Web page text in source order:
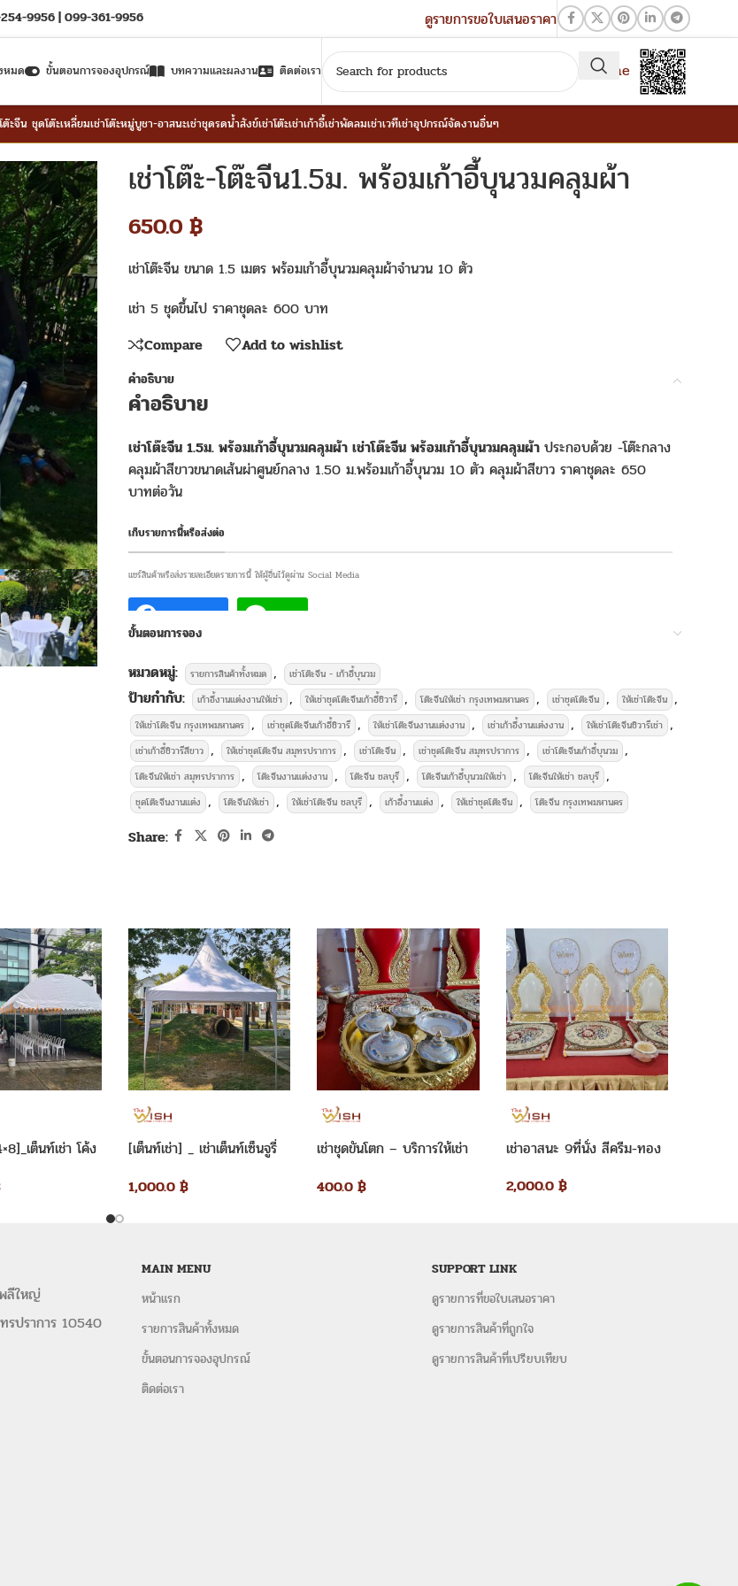
9956 | 099-361-9956 ดูรายการขอใบเสนอราคา
หมด ขั้นตอนการจองอุปกรณ์ บทความและผลงาน ติดต่อเรา QR-Line
ต๊ะจีน ชุดโต๊ะเหลี่ยมเช่าโต๊ะหมู่บูชา-อาสนะเช่าชุดรดน้ำสังข์เช่าโต๊ะเช่าเก้าอี้เช่าพัดลมเช่าเวทีเช่าอุปกรณ์จัดงานอื่นๆ
เช่าโต๊ะ-โต๊ะจีน1.5ม. พร้อมเก้าอี้บุนวมคลุมผ้า
650.0 ฿
เช่าโต๊ะจีน ขนาด 1.5 เมตร พร้อมเก้าอี้บุนวมคลุมผ้าจำนวน 10 ตัว
เช่า 5 ชุดขึ้นไป ราคาชุดละ 600 บาท
Compare
Add to wishlist
คำอธิบาย
คำอธิบาย
เช่าโต๊ะจีน 1.5ม. พร้อมเก้าอี้บุนวมคลุมผ้า เช่าโต๊ะจีน พร้อมเก้าอี้บุนวมคลุมผ้า ประกอบด้วย -โต๊ะกลาง
คลุมผ้าสีขาวขนาดเส้นผ่าศูนย์กลาง 1.50 ม.พร้อมเก้าอี้บุนวม 10 ตัว คลุมผ้าสีขาว ราคาชุดละ 650
บาทต่อวัน
เก็บรายการนี้หรือส่งต่อ
แชร์สินค้าหรือส่งรายละเอียดรายการนี้ ให้ผู้อื่นไว้ดูผ่าน Social Media
Facebook Line
บริการให้เช่าอุปกรณ์จัดงานเลี้ยงครบวงจร
บริการให้ เช่าโต๊ะจีน 1.5ม. พร้อมเก้าอี้บุนวมคลุมผ้า เช่าโต๊ะจีน พร้อมเก้าอี้บุนวมคลุมผ้า ประกอบด้วย
-โต๊ะกลางคลุมผ้าสีขาวขนาดเส้นผ่าศูนย์กลาง 1.50 ม.พร้อมเก้าอี้บุนวม 10 ตัว คลุมผ้าสีขาว
ละ 650 บาทต่อวัน
และบริการให้เช่า ชุดรดน้ำสังข์ พัดลมไอเย็น พัดลมไอน้ำ เต็นท์ โต๊ะจีน โต๊ะเหลี่ยม
โต๊ะหมู่บูชา-อาสนะ
เช่าโต๊ะเหลี่ยมหน้าขาว เช่าพัดลม
เช่าโต๊ะจีน+เก้าอี้บุนวม
เช่าโต๊ะจีน+เก้าอี้ชิวารี เช่าโต๊ะจีน+เก้าอี้พลาสติก
เช่าเต็นท์ทรงปิรามิด
The Wish Event Service เช่าเต็นท์ และอุปกรณ์จัดงานเลี้ยงครบวงจร
เราให้บริการ เช่าเต็นท์ และอุปกรณ์จัดงานเลี้ยงครบวงจร และบริการให้คำปรึกษาโดยผู้มีประสบการณ์
ขั้นตอนการจอง
หมวดหมู่: รายการสินค้าทั้งหมด , เช่าโต๊ะจีน - เก้าอี้บุนวม
ป้ายกำกับ: เก้าอี้งานแต่งงานให้เช่า , ให้เช่าชุดโต๊ะจีนเก้าอี้ชิวารี , โต๊ะจีนให้เช่า กรุงเทพมหานคร , เช่าชุดโต๊ะจีน , ให้เช่าโต๊ะจีน ,
ให้เช่าโต๊ะจีน กรุงเทพมหานคร , เช่าชุดโต๊ะจีนเก้าอี้ชิวารี , ให้เช่าโต๊ะจีนงานแต่งงาน , เช่าเก้าอี้งานแต่งงาน , ให้เช่าโต๊ะจีนชิวารีเช่า ,
เช่าเก้าอี้ชิวารีสีขาว , ให้เช่าชุดโต๊ะจีน สมุทรปราการ , เช่าโต๊ะจีน , เช่าชุดโต๊ะจีน สมุทรปราการ , เช่าโต๊ะจีนเก้าอี้บุนวม ,
โต๊ะจีนให้เช่า สมุทรปราการ , โต๊ะจีนงานแต่งงาน , โต๊ะจีน ชลบุรี , โต๊ะจีนเก้าอี้บุนวมให้เช่า , โต๊ะจีนให้เช่า ชลบุรี ,
ชุดโต๊ะจีนงานแต่ง , โต๊ะจีนให้เช่า , ให้เช่าโต๊ะจีน ชลบุรี , เก้าอี้งานแต่ง , ให้เช่าชุดโต๊ะจีน , โต๊ะจีน กรุงเทพมหานคร
Share:
เต็นท์เช่า โค้ง
[เต็นท์เช่า] _ เช่าเต็นท์เซ็นจูรี่
1,000.0 ฿
เช่าชุดขันโตก – บริการให้เช่า
400.0฿
เช่าอาสนะ 9ที่นั่ง สีครีม-ทอง
2,000.0 ฿
ลีใหญ่
รปราการ 10540
MAIN MENU
หน้าแรก
รายการสินค้าทั้งหมด
ขั้นตอนการจองอุปกรณ์
ติดต่อเรา
SUPPORT LINK
ดูรายการที่ขอใบเสนอราคา
ดูรายการสินค้าที่ถูกใจ
ดูรายการสินค้าที่เปรียบเทียบ